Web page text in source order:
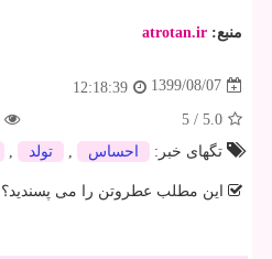
منبع: atrotan.ir
1399/08/07
12:18:39
5.0
/
5
تگهای خبر:
احساس تولد
این مطلب عطروتن را می پسندید؟